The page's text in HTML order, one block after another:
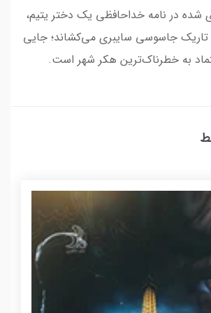
شده در نامه خداحافظی یک دختر یتیم،
تاریک جاسوسی سایبری می‌کشاند؛ جایی
به خطرناک‌ترین هکر شهر است.